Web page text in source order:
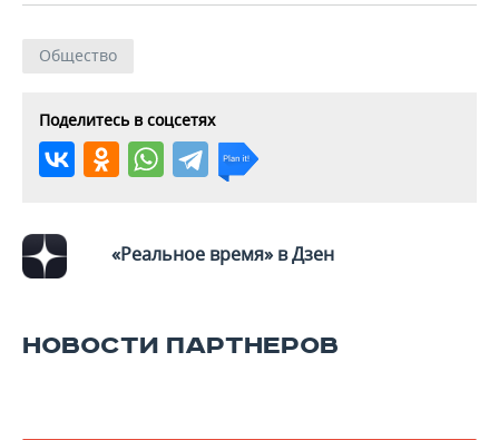
ФИГУРНОЕ КАТАНИЕ
ХОККЕЙ С МЯЧОМ
МЕДИЦИНА
ПРОИСШЕСТВИЯ
Общество
Поделитесь в соцсетях
«Реальное время» в Дзен
НОВОСТИ ПАРТНЕРОВ